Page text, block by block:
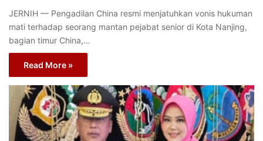
JERNIH — Pengadilan China resmi menjatuhkan vonis hukuman
mati terhadap seorang mantan pejabat senior di Kota Nanjing,
bagian timur China,…
Read More »